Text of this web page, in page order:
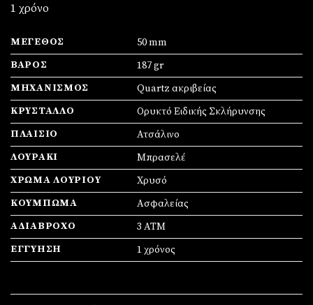
1 χρόνο
ΜΈΓΕΘΟΣ
50 mm
ΒΆΡΟΣ
187 gr
ΜΗΧΑΝΙΣΜΌΣ
Quartz ακριβείας
ΚΡΎΣΤΑΛΛΟ
Ορυκτό Ειδικής Σκλήρυνσης
ΠΛΑΊΣΙΟ
Ατσάλινο
ΛΟΥΡΆΚΙ
Μπρασελέ
ΧΡΏΜΑ ΛΟΥΡΙΟΎ
Χρυσό
ΚΟΎΜΠΩΜΑ
Ασφαλείας
ΑΔΙΆΒΡΟΧΟ
3 ATM
ΕΓΓΎΗΣΗ
1 χρόνος